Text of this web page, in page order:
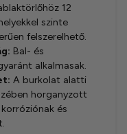
12
szinte
felszerelhető.
Bal- és
alkalmasak.
A burkolat alatti
horganyzott
és